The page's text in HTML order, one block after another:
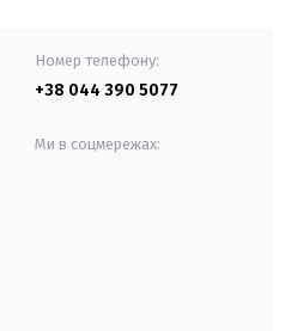
Номер телефону:
+38 044 390 5077
Ми в соцмережах: